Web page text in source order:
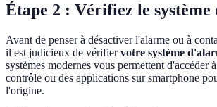
Étape 2 : Vérifiez le
Avant de penser à désactiver l'alarme ou à
il est judicieux de vérifiervotre système
systèmes modernes vous permettent d'accéder
contrôle ou des applications sur smartphone
l'origine.